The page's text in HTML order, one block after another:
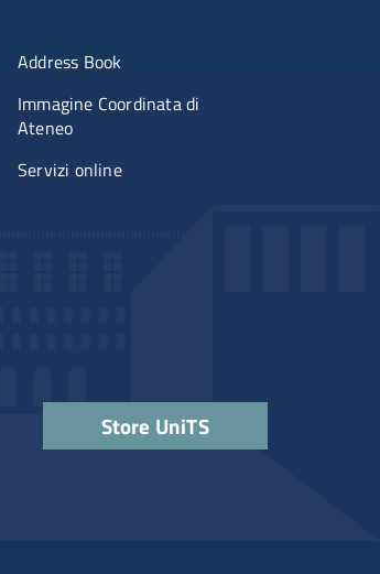
Menu portale
Address Book
Immagine Coordinata di
Ateneo
Servizi online
Store UniTS